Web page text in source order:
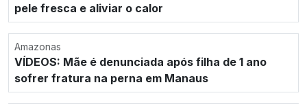
pele fresca e aliviar o calor
Amazonas
VÍDEOS: Mãe é denunciada após filha de 1 ano
sofrer fratura na perna em Manaus